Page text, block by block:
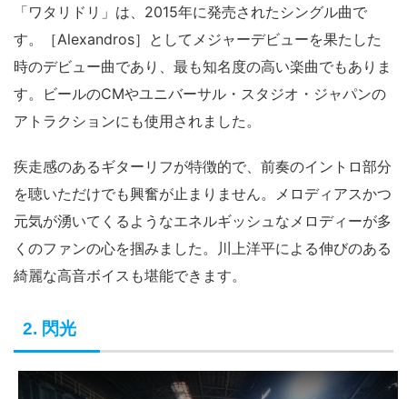
「ワタリドリ」は、2015年に発売されたシングル曲で
す。［Alexandros］としてメジャーデビューを果たした
時のデビュー曲であり、最も知名度の高い楽曲でもありま
す。ビールのCMやユニバーサル・スタジオ・ジャパンの
アトラクションにも使用されました。
疾走感のあるギターリフが特徴的で、前奏のイントロ部分
を聴いただけでも興奮が止まりません。メロディアスかつ
元気が湧いてくるようなエネルギッシュなメロディーが多
くのファンの心を掴みました。川上洋平による伸びのある
綺麗な高音ボイスも堪能できます。
2. 閃光